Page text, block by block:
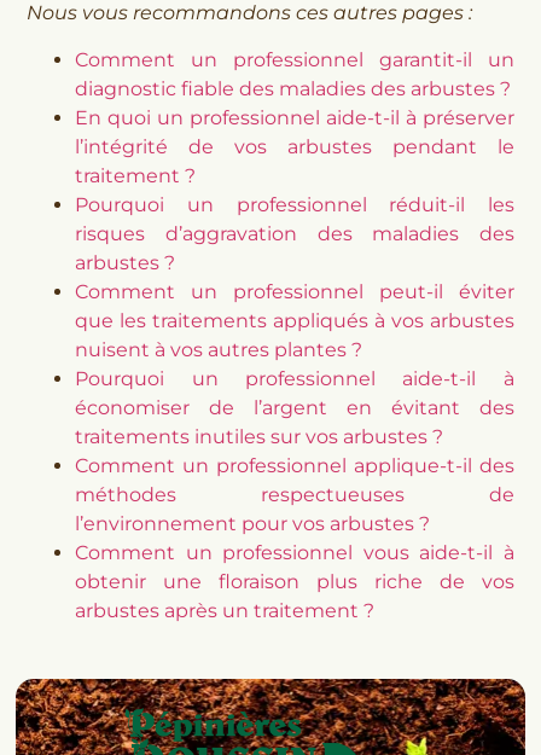
Nous vous recommandons ces autres pages :
Comment un professionnel garantit-il un
diagnostic fiable des maladies des arbustes ?
En quoi un professionnel aide-t-il à préserver
l’intégrité de vos arbustes pendant le
traitement ?
Pourquoi un professionnel réduit-il les
risques d’aggravation des maladies des
arbustes ?
Comment un professionnel peut-il éviter
que les traitements appliqués à vos arbustes
nuisent à vos autres plantes ?
Pourquoi un professionnel aide-t-il à
économiser de l’argent en évitant des
traitements inutiles sur vos arbustes ?
Comment un professionnel applique-t-il des
méthodes respectueuses de
l’environnement pour vos arbustes ?
Comment un professionnel vous aide-t-il à
obtenir une floraison plus riche de vos
arbustes après un traitement ?